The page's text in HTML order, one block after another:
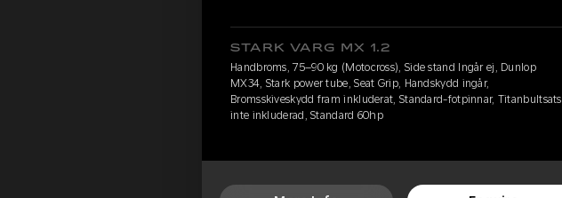
STARK VARG MX 1.2
Handbroms, 75–90 kg (Motocross), Side stand Ingår ej, Dunlop
MX34, Stark power tube, Seat Grip, Handskydd ingår,
Bromsskiveskydd fram inkluderat, Standard-fotpinnar, Titanbultsats
inte inkluderad, Standard 60hp